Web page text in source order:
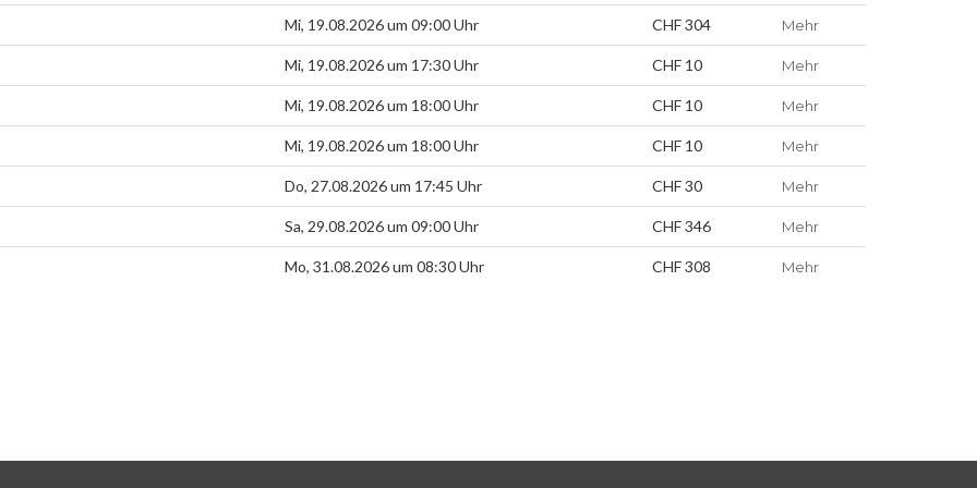
Mi, 19.08.2026 um 09:00 Uhr CHF 304 Mehr
Mi, 19.08.2026 um 17:30 Uhr CHF 10 Mehr
Mi, 19.08.2026 um 18:00 Uhr CHF 10 Mehr
Mi, 19.08.2026 um 18:00 Uhr CHF 10 Mehr
Do, 27.08.2026 um 17:45 Uhr CHF 30 Mehr
Sa, 29.08.2026 um 09:00 Uhr CHF 346 Mehr
Mo, 31.08.2026 um 08:30 Uhr CHF 308 Mehr